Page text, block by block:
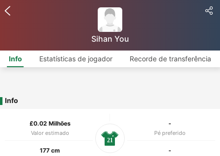
Sihan You
Info Estatísticas de jogador Recorde de transferência
Info
£0.02 Milhões
Valor estimado
-
Pé preferido
177 cm -
21